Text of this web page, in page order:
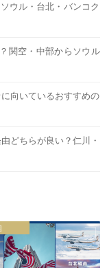
ウル・台北・バンコク
関空・中部からソウル
向いているおすすめの
どちらが良い？仁川・